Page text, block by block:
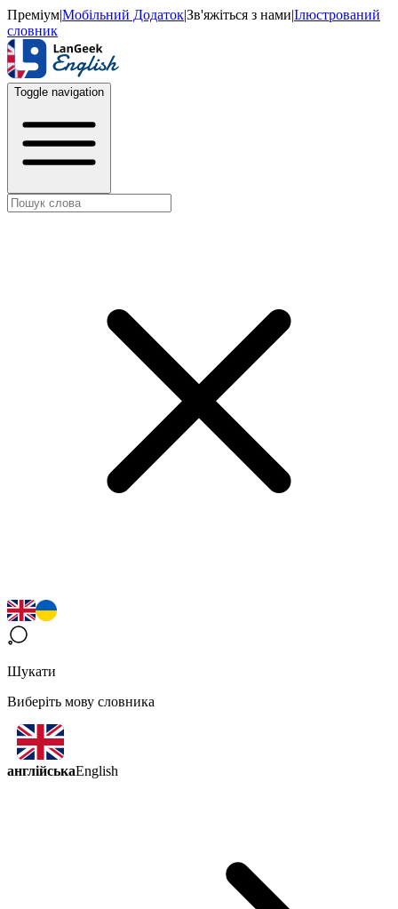
Преміум|Мобільний Додаток|Зв'яжіться з нами|Ілюстрований
словник
Toggle navigation
Шукати
Виберіть мову словника
англійськаEnglish